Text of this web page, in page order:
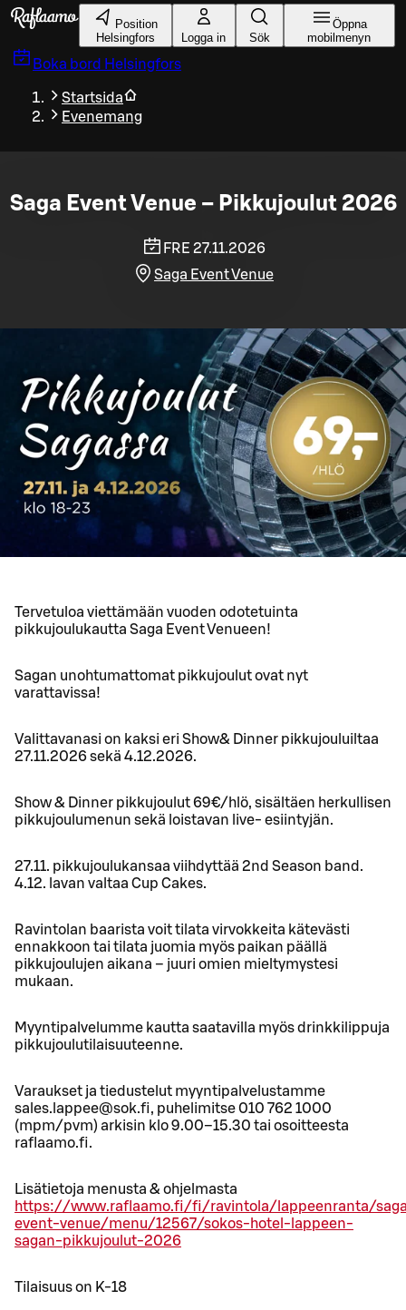
Gå till huvudinnehållet
Position
Helsingfors
Logga in Sök
Öppna
mobilmenyn
Boka bord Helsingfors
Startsida
Evenemang
Saga Event Venue – Pikkujoulut 2026
FRE 27.11.2026
Saga Event Venue
Tervetuloa viettämään vuoden odotetuinta
pikkujoulukautta Saga Event Venueen!
Sagan unohtumattomat pikkujoulut ovat nyt
varattavissa!
Valittavanasi on kaksi eri Show& Dinner pikkujouluiltaa
27.11.2026 sekä 4.12.2026.
Show & Dinner pikkujoulut 69€/hlö, sisältäen herkullisen
pikkujoulumenun sekä loistavan live- esiintyjän.
27.11. pikkujoulukansaa viihdyttää 2nd Season band.
4.12. lavan valtaa Cup Cakes.
Ravintolan baarista voit tilata virvokkeita kätevästi
ennakkoon tai tilata juomia myös paikan päällä
pikkujoulujen aikana – juuri omien mieltymystesi
mukaan.
Myyntipalvelumme kautta saatavilla myös drinkkilippuja
pikkujoulutilaisuuteenne.
Varaukset ja tiedustelut myyntipalvelustamme
sales.lappee@sok.fi, puhelimitse 010 762 1000
(mpm/pvm) arkisin klo 9.00–15.30 tai osoitteesta
raflaamo.fi.
Lisätietoja menusta & ohjelmasta
https://www.raflaamo.fi/fi/ravintola/lappeenranta/
event-venue/menu/12567/sokos-hotel-lappeen-
sagan-pikkujoulut-2026
Tilaisuus on K-18